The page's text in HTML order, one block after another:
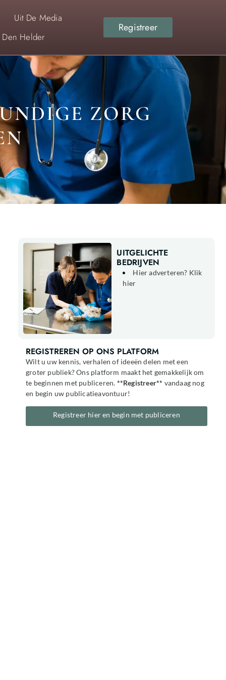
Uit De Media
Helder
Registreer
ZORG
UITGELICHTE
BEDRIJVEN
Hier adverteren? Klik
hier
REGISTREREN OP ONS PLATFORM
Wilt u uw kennis, verhalen of ideeën delen met een
groter publiek? Ons platform maakt het gemakkelijk om
te beginnen met publiceren. **Registreer** vandaag nog
en begin uw publicatieavontuur!
Registreer hier en begin met publiceren